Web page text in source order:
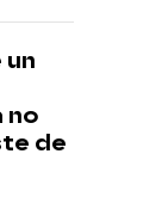
un
no
de